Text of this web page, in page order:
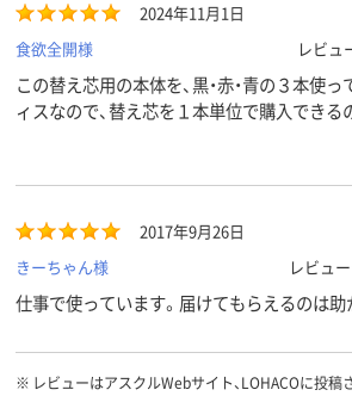
2024年11月1日
食欲全開様
レビュ
この替え芯用の本体を、黒・赤・青の３本使
ィスなので、替え芯を１本単位で購入でき
です。 エコに興味はないけれど、本体をス
ていただけますように！
2017年9月26日
きーちゃん様
レビュ
仕事で使っています。届けてもらえるのは助
※ レビューはアスクルWebサイト、LOHACOに投稿